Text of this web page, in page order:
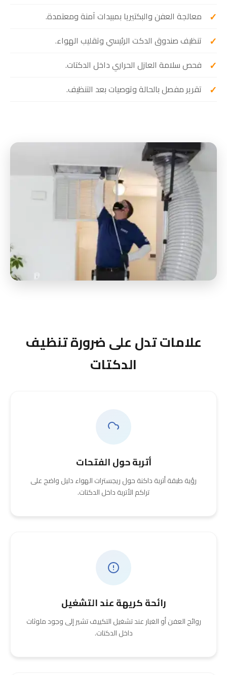
معالجة العفن والبكتيريا بمبيدات آمنة ومعتمدة.
تنظيف صندوق الدكت الرئيسي وتقليب الهواء.
فحص سلامة العازل الحراري داخل الدكتات.
تقرير مفصل بالحالة وتوصيات بعد التنظيف.
علامات تدل على ضرورة تنظيف
الدكتات
أتربة حول الفتحات
رؤية طبقة أتربة داكنة حول ريجسترات الهواء دليل واضح على
تراكم الأتربة داخل الدكتات.
رائحة كريهة عند التشغيل
روائح العفن أو الغبار عند تشغيل التكييف تشير إلى وجود ملوثات
داخل الدكتات.